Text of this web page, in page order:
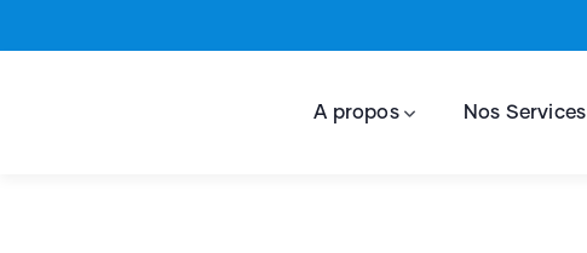
A propos Nos Services